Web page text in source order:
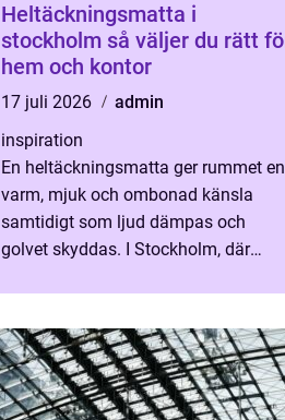
Heltäckningsmatta i
stockholm så väljer du rätt för
hem och kontor
17 juli 2026
admin
inspiration
En heltäckningsmatta ger rummet en
varm, mjuk och ombonad känsla
samtidigt som ljud dämpas och
golvet skyddas. I Stockholm, där
genomtänkt mattlö...